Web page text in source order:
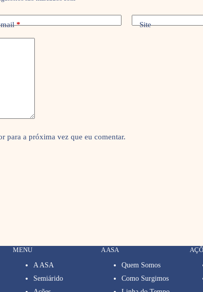
* Site
para a próxima vez que eu comentar.
MENU
A ASA
Semiárido
A ASA
Quem Somos
Como Surgimos